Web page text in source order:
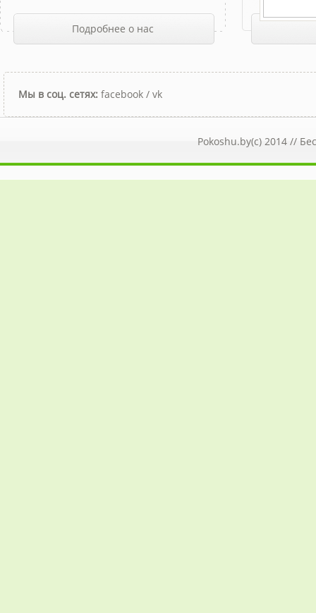
Подробнее о нас
Мы в соц. сетях: facebook / vk
Pokoshu.by(c) 2014 //